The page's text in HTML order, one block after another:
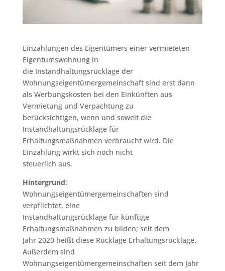
Einzahlungen des Eigentümers einer vermieteten
Eigentumswohnung in
die Instandhaltungsrücklage der
Wohnungseigentümergemeinschaft sind erst dann
als Werbungskosten bei den Einkünften aus
Vermietung und Verpachtung zu
berücksichtigen, wenn und soweit die
Instandhaltungsrücklage für
Erhaltungsmaßnahmen verbraucht wird. Die
Einzahlung wirkt sich noch nicht
steuerlich aus.
Hintergrund:
Wohnungseigentümergemeinschaften sind
verpflichtet, eine
Instandhaltungsrücklage für künftige
Erhaltungsmaßnahmen zu bilden; seit dem
Jahr 2020 heißt diese Rücklage Erhaltungsrücklage.
Außerdem sind
Wohnungseigentümergemeinschaften seit dem Jahr